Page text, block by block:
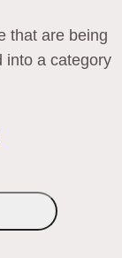
that are being
into a category